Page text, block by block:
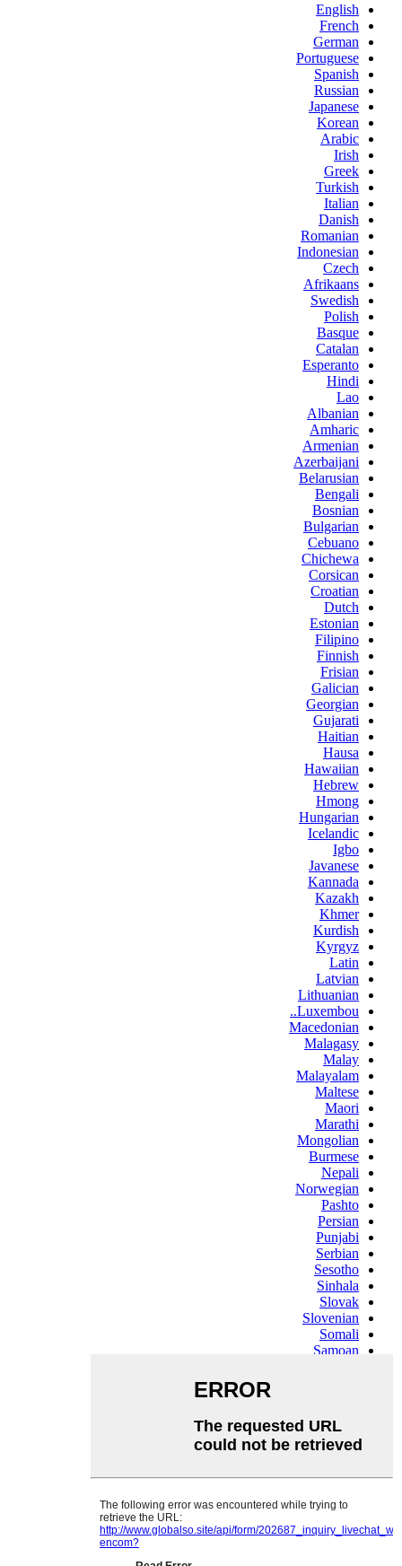
English
French
German
Portuguese
Spanish
Russian
Japanese
Korean
Arabic
Irish
Greek
Turkish
Italian
Danish
Romanian
Indonesian
Czech
Afrikaans
Swedish
Polish
Basque
Catalan
Esperanto
Hindi
Lao
Albanian
Amharic
Armenian
Azerbaijani
Belarusian
Bengali
Bosnian
Bulgarian
Cebuano
Chichewa
Corsican
Croatian
Dutch
Estonian
Filipino
Finnish
Frisian
Galician
Georgian
Gujarati
Haitian
Hausa
Hawaiian
Hebrew
Hmong
Hungarian
Icelandic
Igbo
Javanese
Kannada
Kazakh
Khmer
Kurdish
Kyrgyz
Latin
Latvian
Lithuanian
Luxembou..
Macedonian
Malagasy
Malay
Malayalam
Maltese
Maori
Marathi
Mongolian
Burmese
Nepali
Norwegian
Pashto
Persian
Punjabi
Serbian
Sesotho
Sinhala
Slovak
Slovenian
Somali
Samoan
Swahili
Tajik
Telugu
Ukrainian
Urdu